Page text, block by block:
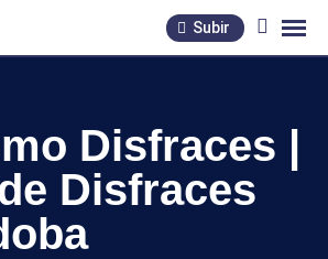
Subir
Disfraces |
Disfraces